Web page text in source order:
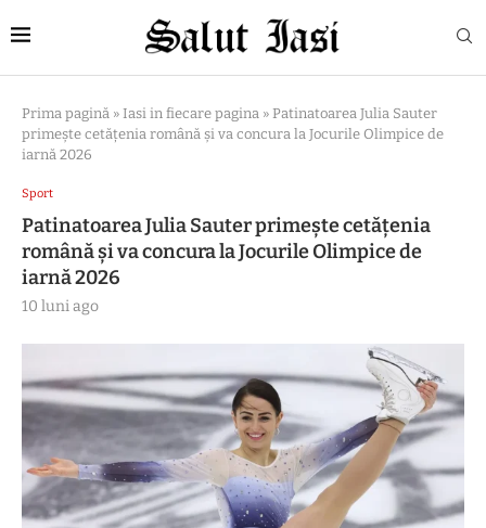
Prima pagină » Iasi in fiecare pagina » Patinatoarea Julia Sauter
primește cetățenia română și va concura la Jocurile Olimpice de
iarnă 2026
Sport
Patinatoarea Julia Sauter primește cetățenia
română și va concura la Jocurile Olimpice de
iarnă 2026
10 luni ago